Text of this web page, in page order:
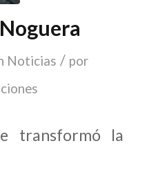
Noticias / por
transformó la